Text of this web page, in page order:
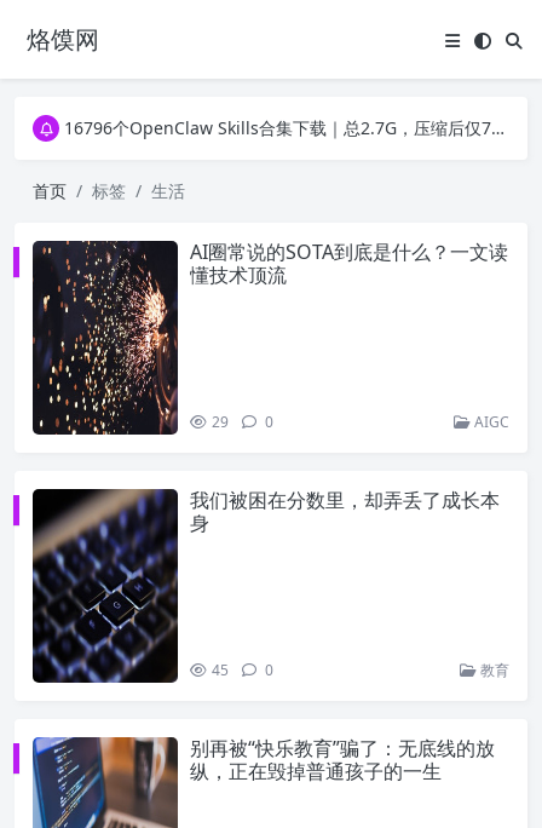
烙馍网
16796个OpenClaw Skills合集下载｜总2.7G，压缩后仅738M，覆盖全场景技能
16796个OpenClaw Skills合集下载｜总2.7G，压缩后仅738M，覆盖全场景技能
首页
标签 生活
AI圈常说的SOTA到底是什么？一文读
懂技术顶流
29 0 AIGC
我们被困在分数里，却弄丢了成长本
身
45 0 教育
别再被“快乐教育”骗了：无底线的放
纵，正在毁掉普通孩子的一生